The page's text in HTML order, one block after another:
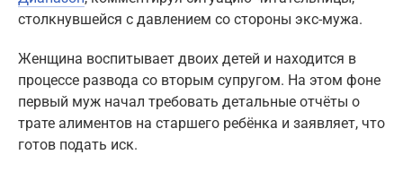
столкнувшейся с давлением со стороны экс-мужа.
Женщина воспитывает двоих детей и находится в
процессе развода со вторым супругом. На этом фоне
первый муж начал требовать детальные отчёты о
трате алиментов на старшего ребёнка и заявляет, что
готов подать иск.